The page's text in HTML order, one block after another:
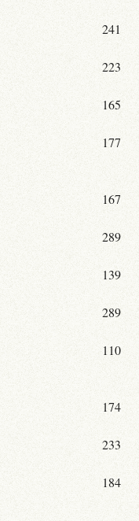
241
223
165
177
167
289
139
289
110
174
233
184